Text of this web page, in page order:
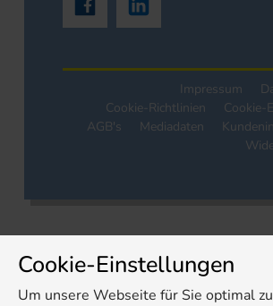
Impressum
Cookie-Richtlinien
Cookie-
AGB's
Mediadaten
Cookie-Einstellungen
Um unsere Webseite für Sie optimal